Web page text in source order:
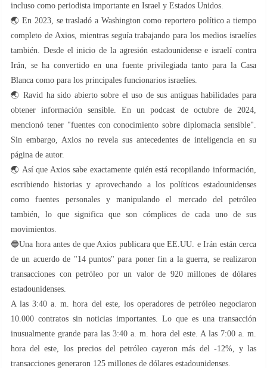
incluso como periodista importante en Israel y Estados Unidos.
🌏 En 2023, se trasladó a Washington como reportero político a tiempo
completo de Axios, mientras seguía trabajando para los medios israelíes
también. Desde el inicio de la agresión estadounidense e israelí contra
Irán, se ha convertido en una fuente privilegiada tanto para la Casa
Blanca como para los principales funcionarios israelíes.
🌏 Ravid ha sido abierto sobre el uso de sus antiguas habilidades para
obtener información sensible. En un podcast de octubre de 2024,
mencionó tener "fuentes con conocimiento sobre diplomacia sensible".
Sin embargo, Axios no revela sus antecedentes de inteligencia en su
página de autor.
🌏 Así que Axios sabe exactamente quién está recopilando información,
escribiendo historias y aprovechando a los políticos estadounidenses
como fuentes personales y manipulando el mercado del petróleo
también, lo que significa que son cómplices de cada uno de sus
movimientos.
🔵Una hora antes de que Axios publicara que EE.UU. e Irán están cerca
de un acuerdo de "14 puntos" para poner fin a la guerra, se realizaron
transacciones con petróleo por un valor de 920 millones de dólares
estadounidenses.
A las 3:40 a. m. hora del este, los operadores de petróleo negociaron
10.000 contratos sin noticias importantes. Lo que es una transacción
inusualmente grande para las 3:40 a. m. hora del este. A las 7:00 a. m.
hora del este, los precios del petróleo cayeron más del -12%, y las
transacciones generaron 125 millones de dólares estadounidenses.